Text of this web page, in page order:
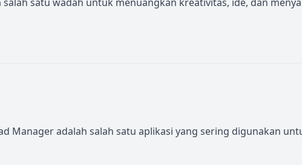
Manager adalah salah satu aplikasi yang sering digunakan